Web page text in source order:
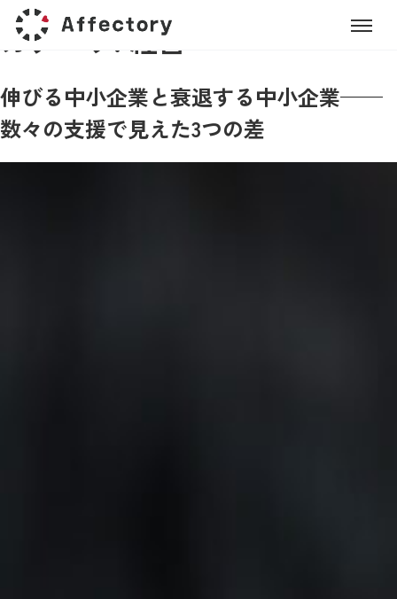
Affectory
カテゴリ:経営
伸びる中小企業と衰退する中小企業——
数々の支援で見えた3つの差